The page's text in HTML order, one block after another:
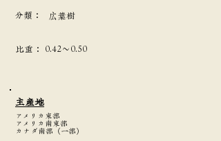
分類： 広葉樹
​比重： 0.42～0.50
主産地
アメリカ東部
アメリカ南東部
カナダ南部（一部）